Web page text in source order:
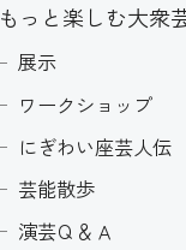
もっと楽しむ大衆
展示
ワークショップ
にぎわい座芸人伝
芸能散歩
演芸Ｑ＆Ａ